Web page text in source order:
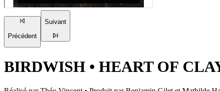
Précédent
Suivant
BIRDWISH • HEART OF